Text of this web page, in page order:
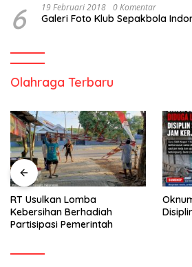
6 19 Februari 2018 0 Komentar
Galeri Foto Klub Sepakbola
Olahraga Terbaru
RT Usulkan Lomba
Kebersihan Berhadiah
Partisipasi Pemerintah